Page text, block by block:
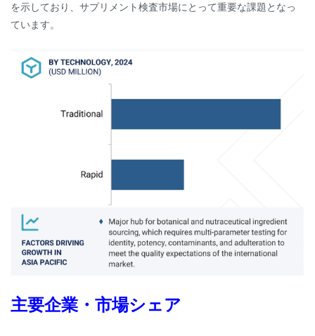
を示しており、サプリメント検査市場にとって重要な課題となっ
ています。
主要企業・市場シェア